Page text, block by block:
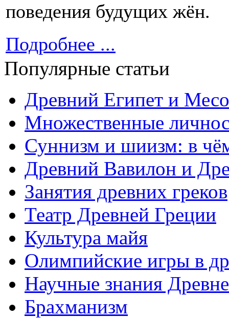
поведения будущих жён.
Подробнее ...
Популярные статьи
Древний Египет и
Множественные
Суннизм и шиизм: в
Древний Вавилон и
Занятия древних греков
Театр Древней Греции
Культура майя
Олимпийские игры в
Научные знания
Брахманизм